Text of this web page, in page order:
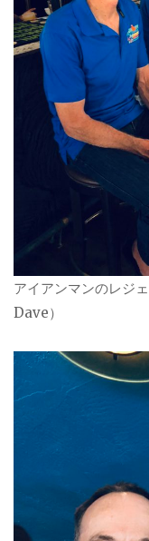
アイアンマンのレジ
Dave）